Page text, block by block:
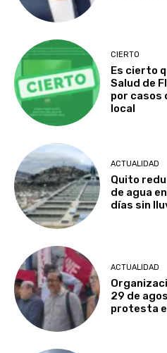
CIERTO
Es cierto
Salud de
por casos
local
ACTUALIDAD
Quito
de agua
días sin
ACTUALIDAD
29 de
protesta